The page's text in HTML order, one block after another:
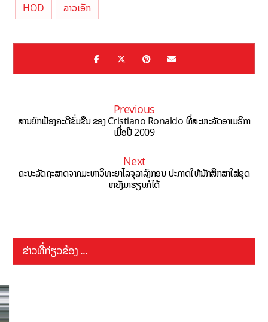
HOD ລາວເອັກ
Previous
ສານຍົກຟ້ອງຄະດີຂົ່ມຂືນ ຂອງ Cristiano Ronaldo ທີ່ສະຫະລັດອາເມຣິກາ
ເມື່ອປີ 2009
Next
ຄະນະລັດຖະສາດຈາກມະຫາວິທະຍາໄລຈຸລາລົງກອນ ປະກາດໃຫ້ນັກສຶກສາໃສ່ຊຸດ
ຫຍັງມາຮຽນກໍໄດ້
ຂ່າວທີ່ກ່ຽວຂ້ອງ ...